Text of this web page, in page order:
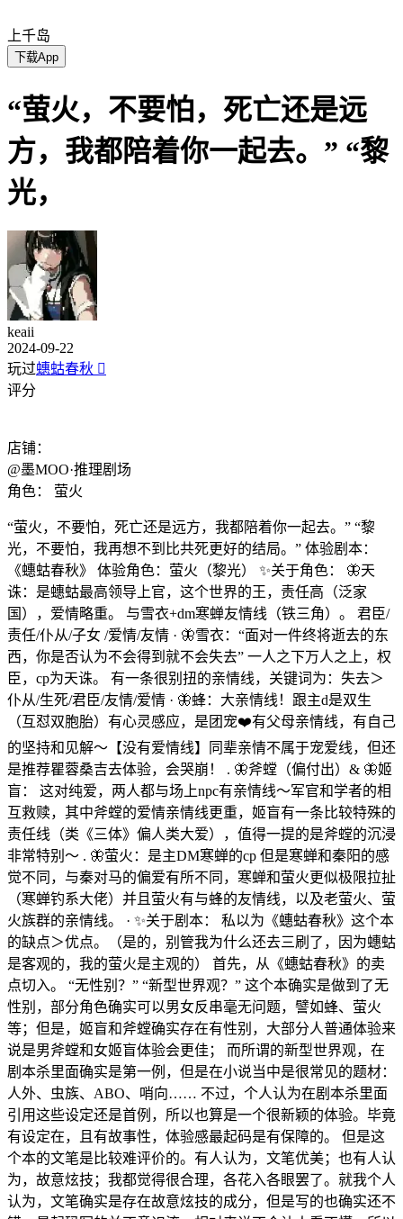
上千岛
下载App
“萤火，不要怕，死亡还是远
方，我都陪着你一起去。” “黎
光，
keaii
2024-09-22
玩过蟪蛄春秋 
评分
店铺：
@墨MOO·推理剧场
角色： 萤火
“萤火，不要怕，死亡还是远方，我都陪着你一起去。” “黎
光，不要怕，我再想不到比共死更好的结局。” 体验剧本：
《蟪蛄春秋》 体验角色：萤火（黎光） ✨关于角色： 🦋天
诛：是蟪蛄最高领导上官，这个世界的王，责任高（泛家
国），爱情略重。 与雪衣+dm寒蝉友情线（铁三角）。 君臣/
责任/仆从/子女 /爱情/友情 · 🦋雪衣：“面对一件终将逝去的东
西，你是否认为不会得到就不会失去” 一人之下万人之上，权
臣，cp为天诛。 有一条很别扭的亲情线，关键词为：失去＞
仆从/生死/君臣/友情/爱情 · 🦋蜂：大亲情线！跟主d是双生
（互怼双胞胎）有心灵感应，是团宠❤️有父母亲情线，有自己
的坚持和见解～【没有爱情线】同辈亲情不属于宠爱线，但还
是推荐瞿蓉桑吉去体验，会哭崩！ . 🦋斧螳（偏付出）& 🦋姬
盲： 这对纯爱，两人都与场上npc有亲情线～军官和学者的相
互救赎，其中斧螳的爱情亲情线更重，姬盲有一条比较特殊的
责任线（类《三体》偏人类大爱），值得一提的是斧螳的沉浸
非常特别～ . 🦋萤火：是主DM寒蝉的cp 但是寒蝉和秦阳的感
觉不同，与秦对马的偏爱有所不同，寒蝉和萤火更似极限拉扯
（寒蝉钓系大佬）并且萤火有与蜂的友情线，以及老萤火、萤
火族群的亲情线。 · ✨关于剧本： 私以为《蟪蛄春秋》这个本
的缺点＞优点。（是的，别管我为什么还去三刷了，因为蟪蛄
是客观的，我的萤火是主观的） 首先，从《蟪蛄春秋》的卖
点切入。 “无性别？” “新型世界观？” 这个本确实是做到了无
性别，部分角色确实可以男女反串毫无问题，譬如蜂、萤火
等；但是，姬盲和斧螳确实存在有性别，大部分人普通体验来
说是男斧螳和女姬盲体验会更佳； 而所谓的新型世界观，在
剧本杀里面确实是第一例，但是在小说当中是很常见的题材：
人外、虫族、ABO、哨向…… 不过，个人认为在剧本杀里面
引用这些设定还是首例，所以也算是一个很新颖的体验。毕竟
有设定在，且有故事性，体验感最起码是有保障的。 但是这
个本的文笔是比较难评价的。有人认为，文笔优美；也有人认
为，故意炫技；我都觉得很合理，各花入各眼罢了。就我个人
认为，文笔确实是存在故意炫技的成分，但是写的也确实还不